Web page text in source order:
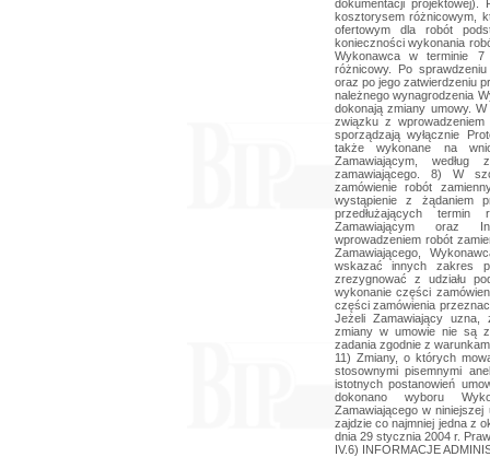
dokumentacji projektowej).
kosztorysem różnicowym,
ofertowym dla robót
konieczności wykonania
Wykonawca w terminie
różnicowy. Po
oraz po jego zatwierdzeniu
należnego wynagrodzenia
dokonają zmiany umowy.
związku z
sporządzają wyłącznie
także wykonane na
Zamawiającym,
zamawiającego. 8) W
zamówienie robót
wystąpienie z żądaniem
przedłużających
Zamawiającym oraz
wprowadzeniem robót
Zamawiającego,
wskazać innych zakres
zrezygnować z udziału
wykonanie części
części zamówienia
Jeżeli Zamawiający uzna,
zmiany w umowie nie są
zadania zgodnie z
11) Zmiany, o których
stosownymi pisemnymi
istotnych postanowień
dokonano wyboru
Zamawiającego w
zajdzie co najmniej jedna z
dnia 29 stycznia 2004 r.
IV.6) INFORMACJE